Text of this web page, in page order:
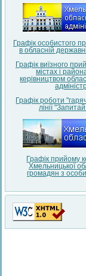
Графік особистого
в обласній
Графік виїзного
містах і
керівництвом
Графік роботи
лінії
Графік прийому
Хмельницької
громадян з